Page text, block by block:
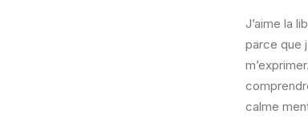
J’aime la
parce que
calme